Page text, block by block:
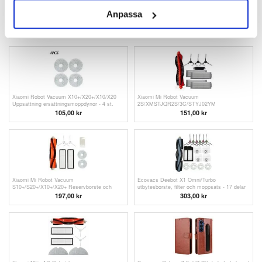
Anpassa
1.306,00 kr
Xiaomi Redmi 15C Imak UX-5 TPU-Skal -
Transparent
105,00 kr
Xiaomi Robot Vacuum X10+/X20+/X10/X20
Uppsättning ersättningsmoppdynor - 4 st.
105,00 kr
Xiaomi Mi Robot Vacuum
2S/XMSTJQR2S/3C/STYJ02YM
Ersättningsborste och filteruppsättning
151,00 kr
Xiaomi Mi Robot Vacuum
S10+/S20+/X10+/X20+ Reservborste och
filteruppsättning - 8 delar.
197,00 kr
Ecovacs Deebot X1 Omni/Turbo
utbytesborste, filter och moppsats - 17 delar
303,00 kr